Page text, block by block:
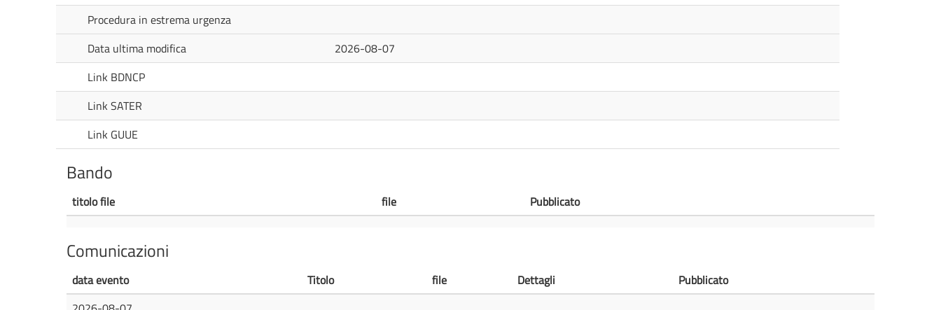
Procedura in estrema urgenza
Data ultima modifica
2026-08-07
Link BDNCP
Link SATER
Link GUUE
Bando
titolo file file Pubblicato
Comunicazioni
data evento Titolo file Dettagli
Pubblicato